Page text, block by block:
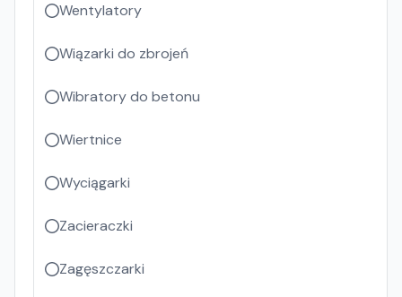
Wentylatory
Wiązarki do zbrojeń
Wibratory do betonu
Wiertnice
Wyciągarki
Zacieraczki
Zagęszczarki